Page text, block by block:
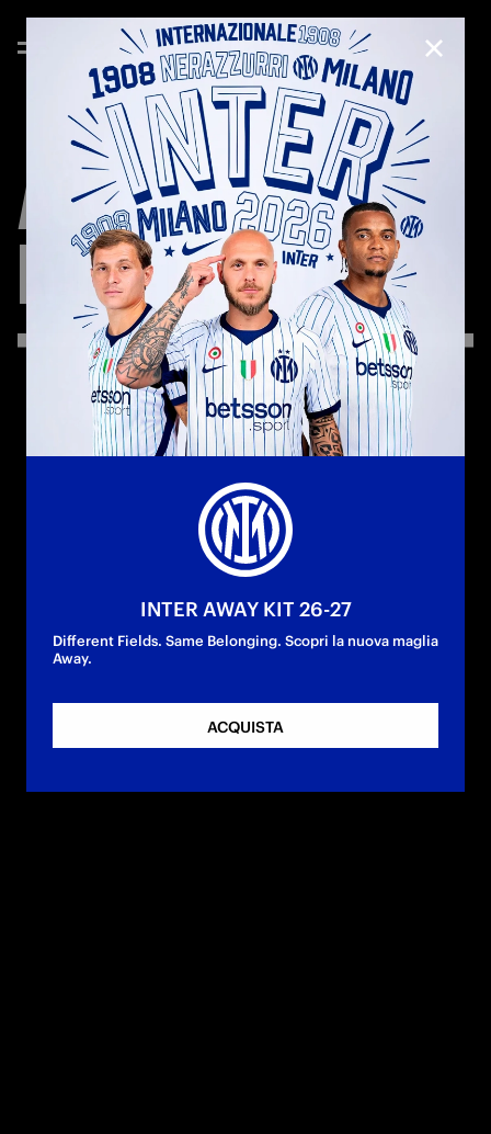
ACCESSIBILITÀ
FORMDICONTATTO
INTER AWAY KIT 26-27
Different Fields. Same Belonging. Scopri la nuova maglia
Away.
ACQUISTA